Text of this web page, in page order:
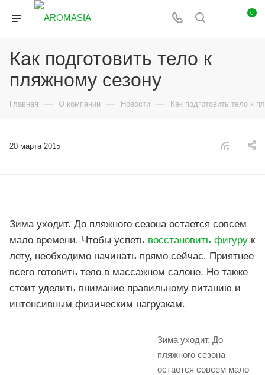
0
Как подготовить тело к
пляжному сезону
Главная — О компании — Новости — Как подготовить тело к
20 марта 2015
Зима уходит. До пляжного сезона остается совсем
мало времени. Чтобы успеть восстановить фигуру к
лету, необходимо начинать прямо сейчас. Приятнее
всего готовить тело в массажном салоне. Но также
стоит уделить внимание правильному питанию и
интенсивным физическим нагрузкам.
Зима уходит. До
пляжного сезона
остается совсем мало